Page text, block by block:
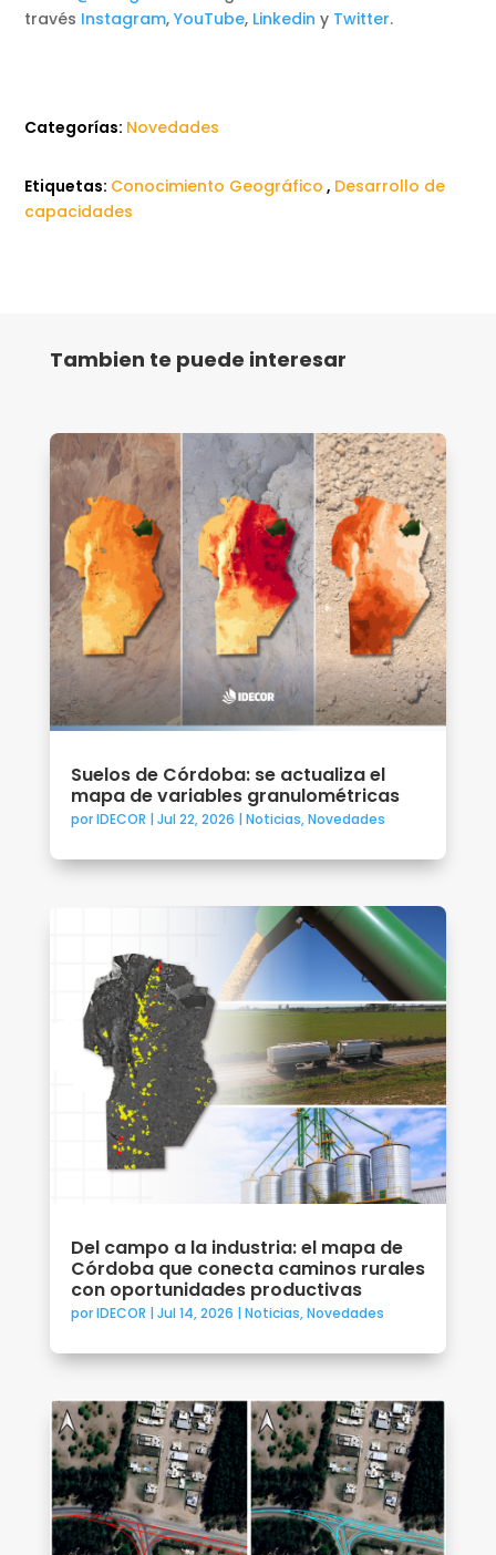
través Instagram,YouTube, Linkedin y Twitter.
Categorías: Novedades
Etiquetas: Conocimiento Geográfico , Desarrollo de
capacidades
Tambien te puede interesar
Suelos de Córdoba: se actualiza el
mapa de variables granulométricas
porIDECOR | Jul 22, 2026 | Noticias,Novedades
Del campo a la industria: el mapa de
Córdoba que conecta caminos rurales
con oportunidades productivas
porIDECOR | Jul 14, 2026 | Noticias,Novedades